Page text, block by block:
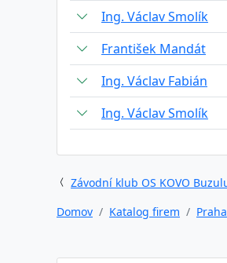
Ing. Václav Smolík
František Mandát
Ing. Václav Fabián
Ing. Václav Smolík
Závodní klub OS KOVO
Domov
Katalog firem Praha